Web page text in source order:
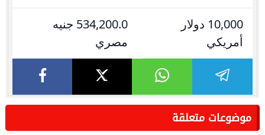
10,000 دولار
أمريكي
534,200.0 جنيه
مصري
موضوعات متعلقة